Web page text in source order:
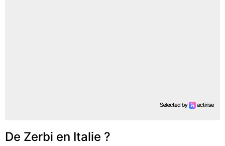
De Zerbi en Italie ?